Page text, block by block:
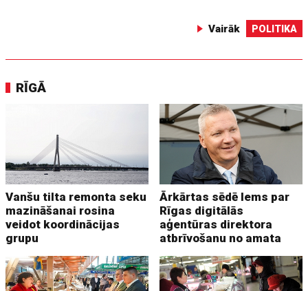
Vairāk POLITIKA
RĪGĀ
Vanšu tilta remonta seku
mazināšanai rosina
veidot koordinācijas
grupu
Ārkārtas sēdē lems par
Rīgas digitālās
aģentūras direktora
atbrīvošanu no amata